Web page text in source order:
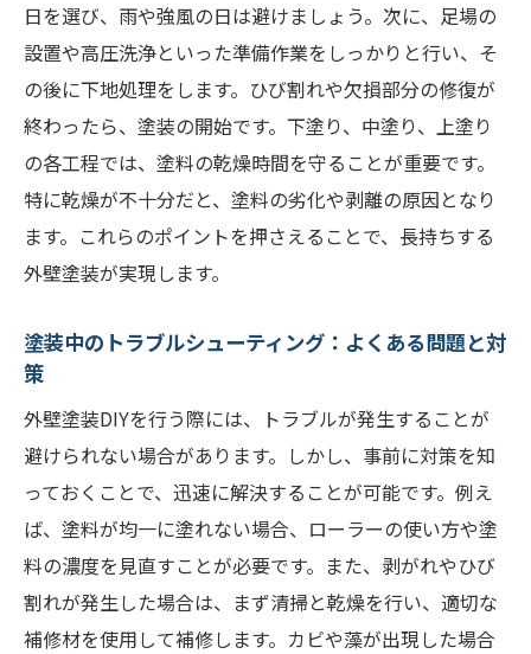
日を選び、雨や強風の日は避けましょう。次に、足場の
設置や高圧洗浄といった準備作業をしっかりと行い、そ
の後に下地処理をします。ひび割れや欠損部分の修復が
終わったら、塗装の開始です。下塗り、中塗り、上塗り
の各工程では、塗料の乾燥時間を守ることが重要です。
特に乾燥が不十分だと、塗料の劣化や剥離の原因となり
ます。これらのポイントを押さえることで、長持ちする
外壁塗装が実現します。
塗装中のトラブルシューティング：よくある問題と対
策
外壁塗装DIYを行う際には、トラブルが発生することが
避けられない場合があります。しかし、事前に対策を知
っておくことで、迅速に解決することが可能です。例え
ば、塗料が均一に塗れない場合、ローラーの使い方や塗
料の濃度を見直すことが必要です。また、剥がれやひび
割れが発生した場合は、まず清掃と乾燥を行い、適切な
補修材を使用して補修します。カビや藻が出現した場合